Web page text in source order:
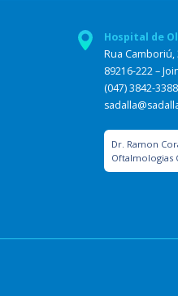
Hospital de
Rua Camboriú,
89216-222 –
(047) 3842-3388
Dr. Ramon
Oftalmologias